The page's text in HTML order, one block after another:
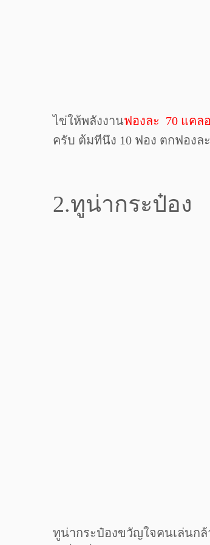
ไข่ให้พลังงานฟองละ 70 แคล
ครับ ต้มทีนึง 10 ฟอง ตกฟองล
2.ทูน่ากระป๋อง
ทูน่ากระป๋องขวัญใจคนเล่นกล้